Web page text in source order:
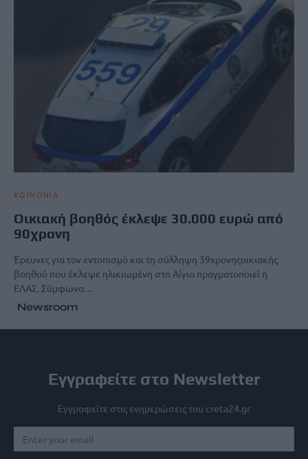
ΚΟΙΝΩΝΙΑ
Οικιακή βοηθός έκλεψε 30.000 ευρώ από
90χρονη
Έρευνες για τον εντοπισμό και τη σύλληψη 39χρονηςοικιακής
βοηθού που έκλεψε ηλικιωμένη στο Αίγιο πραγματοποιεί η
ΕΛΑΣ. Σύμφωνα…
Newsroom
Εγγραφείτε στο Newsletter
Εγγραφείτε στις ενημερώσεις του creta24.gr